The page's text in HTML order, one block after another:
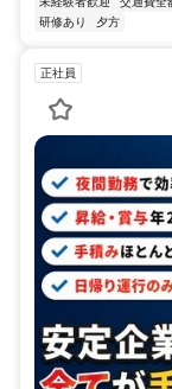
研修あり
夕方
正社員